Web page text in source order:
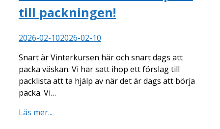
till packningen!
2026-02-102026-02-10
Snart är Vinterkursen här och snart dags att
packa väskan. Vi har satt ihop ett förslag till
packlista att ta hjälp av när det är dags att börja
packa. Vi…
Läs mer...